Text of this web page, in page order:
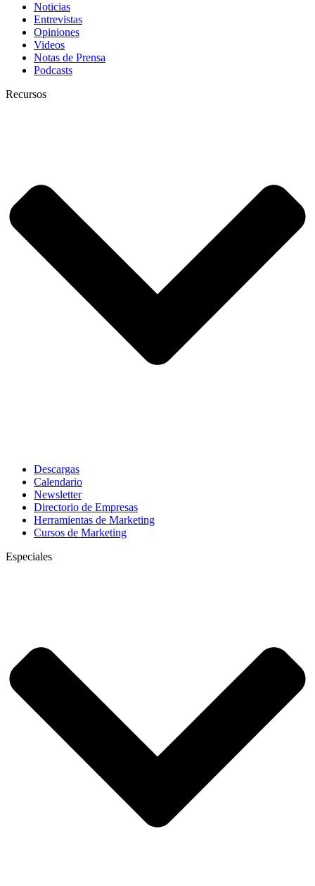
Noticias
Entrevistas
Opiniones
Videos
Notas de Prensa
Podcasts
Recursos
Descargas
Calendario
Newsletter
Directorio de Empresas
Herramientas de Marketing
Cursos de Marketing
Especiales